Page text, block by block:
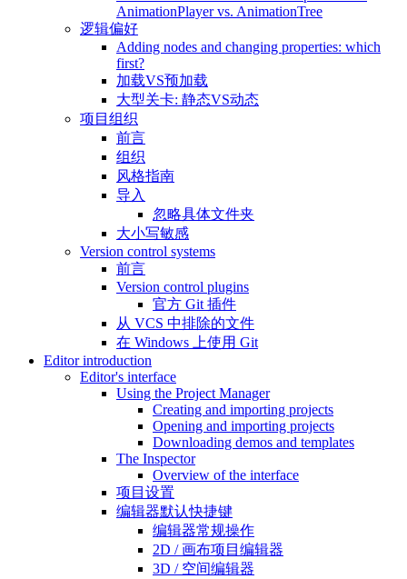
AnimationPlayer vs. AnimationTree
逻辑偏好
Adding nodes and changing properties: which
first?
加载VS预加载
大型关卡: 静态VS动态
项目组织
前言
组织
风格指南
导入
忽略具体文件夹
大小写敏感
Version control systems
前言
Version control plugins
官方 Git 插件
从 VCS 中排除的文件
在 Windows 上使用 Git
Editor introduction
Editor's interface
Using the Project Manager
Creating and importing projects
Opening and importing projects
Downloading demos and templates
The Inspector
Overview of the interface
项目设置
编辑器默认快捷键
编辑器常规操作
2D / 画布项目编辑器
3D / 空间编辑器